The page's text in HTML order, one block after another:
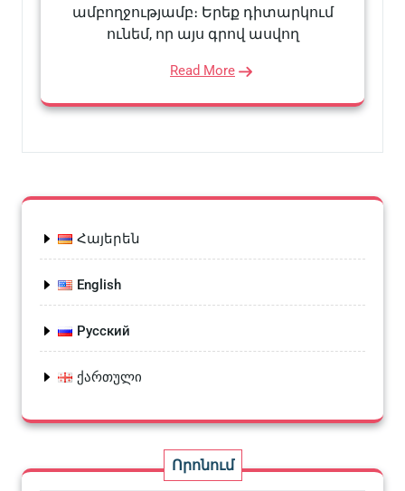
ամբողջությամբ։ Երեք դիտարկում
ունեմ, որ այս գրով ասվող
Read More
Հայերեն
English
Русский
ქართული
Որոնում